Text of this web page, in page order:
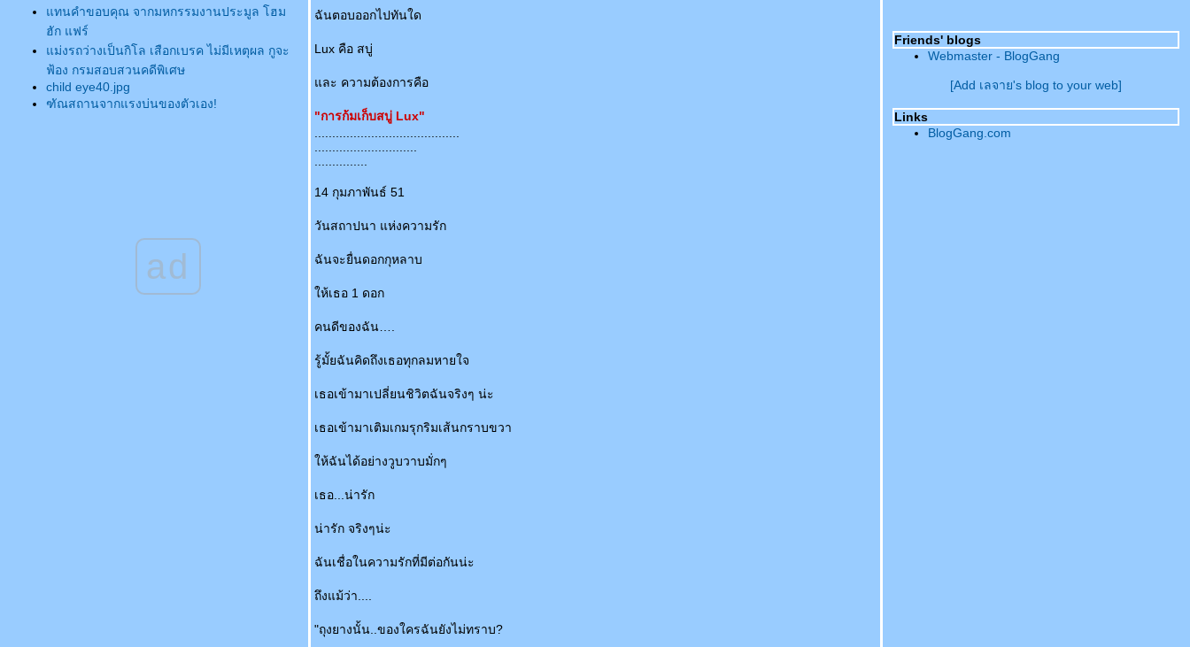
ทนคำขอบคุณ จากมหกรรมงานประมูล โฮม
ฮัก แฟร์
ม่งรถว่างเป็นกิโล เสือกเบรค ไม่มีเหตุผล กูจะ
ฟ้อง กรมสอบสวนคดีพิเศษ
child eye40.jpg
ฑัณสถานจากแรงบ่นของตัวเอง!
ควาย ตั๊กแตน จั๊กจั่น โปรจังไร
ไม่มีเรื่องเขียนแล้ว...จบ!
ad
ฉันตอบออกไปทันใด
Lux คือ สบู่
ละ ความต้องการคือ
"การก้มเก็บสบู่ Lux"
14 กุมภาพันธ์ 51
วันสถาปนา แห่งความรัก
ฉันจะยื่นดอกกุหลาบ
ห้เธอ 1 ดอก
คนดีของฉัน….
รู้มั้ยฉันคิดถึงเธอทุกลมหายใจ
เธอเข้ามาเปลี่ยนชิวิตฉันจริงๆ น่ะ
เธอเข้ามาเติมเกมรุกริมเส้นกราบขวา
ห้ฉันได้อย่างวูบวาบมั่กๆ
เธอ...น่ารัก
น่ารัก จริงๆน่ะ
ฉันเชื่อในความรักที่มีต่อกันน่ะ
ถึงแม้ว่า....
"ถุงยางนั้น..ของใครฉันยังไม่ทราบ?
Friends' blogs
Webmaster - BlogGang
[Add เลจาย's blog to your web]
Links
BlogGang.com